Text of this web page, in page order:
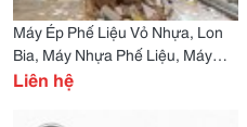
Máy Ép Phế Liệu Vỏ Nhựa, Lon
Bia, Máy Nhựa Phế Liệu, Máy
Rửa Phế Liệu, Kim Loại Phế Liệu,
Liên hệ